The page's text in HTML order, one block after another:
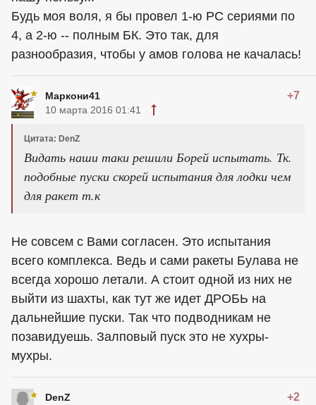
Будь моя воля, я бы провел 1-ю РС сериями по
4, а 2-ю -- полным БК. Это так, для
разнообразия, чтобы у амов голова не качалась!
Маркони41 +7
10 марта 2016 01:41
Цитата: DenZ
Видать наши таки решили Борей испытать. Тк.
подобные пуски скорей испытания для лодки чем
для ракет т.к
Не совсем с Вами согласен. Это испытания
всего комплекса. Ведь и сами ракеты Булава не
всегда хорошо летали. А стоит одной из них не
выйти из шахты, как тут же идет ДРОБЬ на
дальнейшие пуски. Так что подводникам не
позавидуешь. Залповый пуск это не хухры-
мухры.
DenZ +2